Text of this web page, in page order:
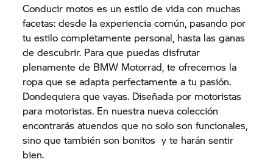
Conducir motos es un estilo de vida con muchas
facetas: desde la experiencia común, pasando por
tu estilo completamente personal, hasta las ganas
de descubrir. Para que puedas disfrutar
plenamente de BMW Motorrad, te ofrecemos la
ropa que se adapta perfectamente a tu pasión.
Dondequiera que vayas. Diseñada por motoristas
para motoristas. En nuestra nueva colección
encontrarás atuendos que no solo son funcionales,
sino que también son bonitos y te harán sentir
bien.